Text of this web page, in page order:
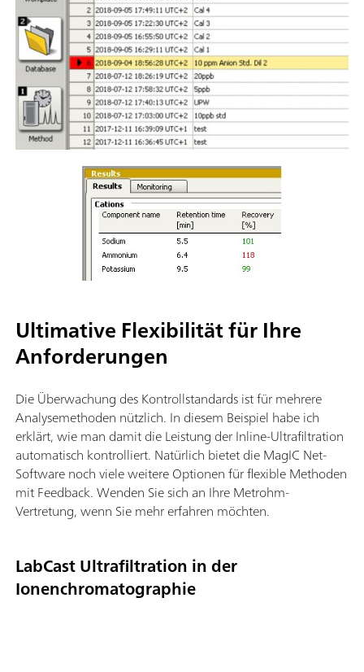
Ultimative Flexibilität für Ihre
Anforderungen
Die Überwachung des Kontrollstandards ist für mehrere
Analysemethoden nützlich. In diesem Beispiel habe ich
erklärt, wie man damit die Leistung der Inline-Ultrafiltration
automatisch kontrolliert. Natürlich bietet die MagIC Net-
Software noch viele weitere Optionen für flexible Methoden
mit Feedback. Wenden Sie sich an Ihre Metrohm-
Vertretung, wenn Sie mehr erfahren möchten.
LabCast Ultrafiltration in der
Ionenchromatographie